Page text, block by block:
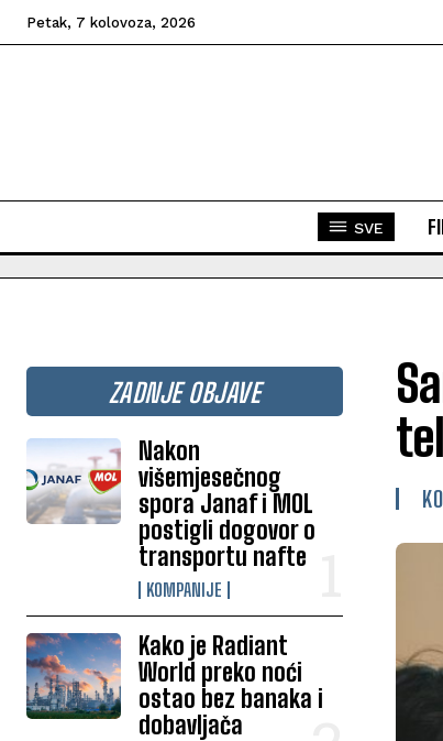
Petak, 7 kolovoza, 2026
SVE
ZADNJE OBJAVE
Nakon
višemjesečnog
spora Janaf i MOL
postigli dogovor o
transportu nafte
KOMPANIJE
Kako je Radiant
World preko noći
ostao bez banaka i
dobavljača